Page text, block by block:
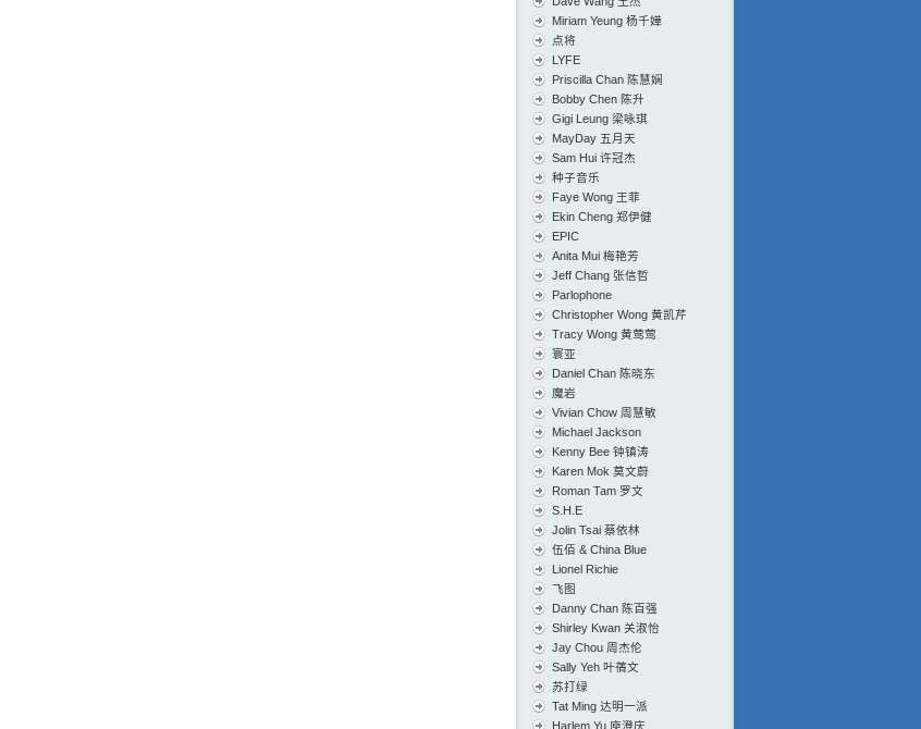
Miriam Yeung 杨千嬅
点将
LYFE
Priscilla Chan 陈慧娴
Bobby Chen 陈升
Gigi Leung 梁咏琪
MayDay 五月天
Sam Hui 许冠杰
种子音乐
Faye Wong 王菲
Ekin Cheng 郑伊健
EPIC
Anita Mui 梅艳芳
Jeff Chang 张信哲
Parlophone
Christopher Wong 黄凯芹
Tracy Wong 黄莺莺
寰亚
Daniel Chan 陈晓东
魔岩
Vivian Chow 周慧敏
Michael Jackson
Kenny Bee 钟镇涛
Karen Mok 莫文蔚
Roman Tam 罗文
S.H.E
Jolin Tsai 蔡依林
伍佰 & China Blue
Lionel Richie
飞图
Danny Chan 陈百强
Shirley Kwan 关淑怡
Jay Chou 周杰伦
Sally Yeh 叶蒨文
苏打绿
Tat Ming 达明一派
Harlem Yu 庾澄庆